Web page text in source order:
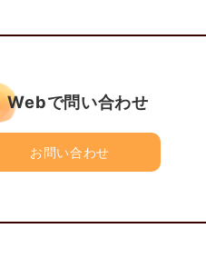
Webで問い合わせ
お問い合わせ